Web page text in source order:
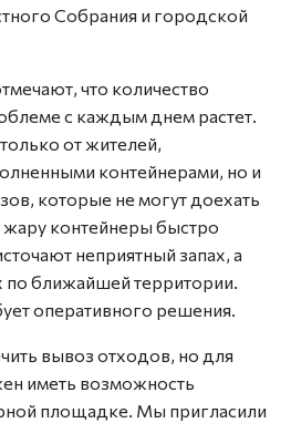
Собрания и городской
что количество
с каждым днем растет.
от жителей,
контейнерами, но и
которые не могут доехать
контейнеры быстро
неприятный запах, а
по ближайшей территории.
оперативного решения.
вывоз отходов, но для
иметь возможность
площадке. Мы пригласили